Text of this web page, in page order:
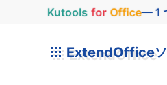
Kutools for Office— 1
ExtendOffice